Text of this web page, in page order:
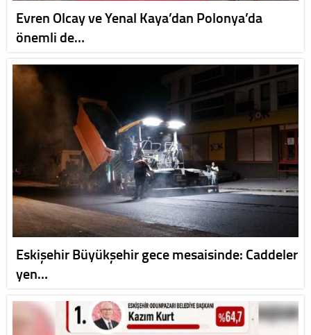
Evren Olcay ve Yenal Kaya’dan Polonya’da
önemli de…
Eskişehir Büyükşehir gece mesaisinde: Caddeler
yen…